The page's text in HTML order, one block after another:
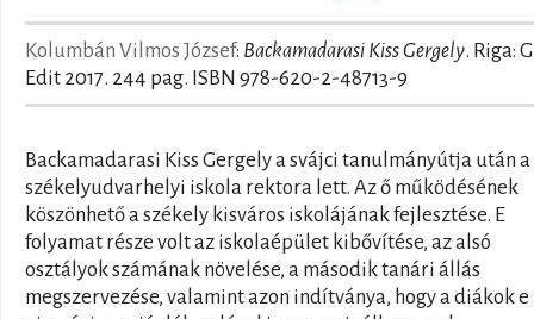
Kolumbán Vilmos József: Backamadarasi Kiss Gergely. Riga:
Edit 2017. 244 pag. ISBN 978-620-2-48713-9
Backamadarasi Kiss Gergely a svájci tanulmányútja után a
székelyudvarhelyi iskola rektora lett. Az ő működésének
köszönhető a székely kisváros iskolájának fejlesztése. E
folyamat része volt az iskolaépület kibővítése, az alsó
osztályok számának növelése, a második tanári állás
megszervezése, valamint azon indítványa, hogy a diákok e